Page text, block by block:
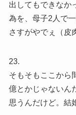
出してもできなか
為を、母子2人で
さすがやでぇ（皮
23.
そもそもここから
億とかじゃないん
思うんだけど。結